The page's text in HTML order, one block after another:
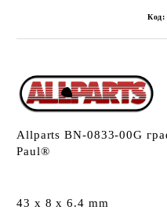
Код:
Allparts BN-0833-00G
Paul®
43 x 8 x 6.4 mm